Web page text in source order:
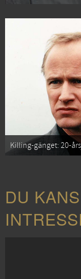
Killing-gänget: 20-
DU